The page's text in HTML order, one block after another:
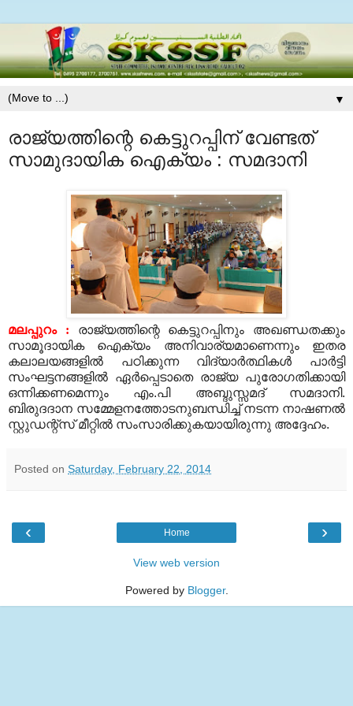
▼
രാജ്യത്തിന്റെ കെട്ടുറപ്പിന് വേണ്ടത്
സാമുദായിക ഐക്യം : സമദാനി
മലപ്പുറം : രാജ്യത്തിന്റെ കെട്ടുറപ്പിനും അഖണ്ഡതക്കും
സാമൂദായിക ഐക്യം അനിവാര്യമാണെന്നും ഇതര
കലാലയങ്ങളില്‍ പഠിക്കുന്ന വിദ്യാര്‍ത്ഥികള്‍ പാര്‍ട്ടി
സംഘട്ടനങ്ങളില്‍ ഏര്‍പ്പെടാതെ രാജ്യ പുരോഗതിക്കായി
ഒന്നിക്കണമെന്നും എം.പി അബ്ദുസ്സമദ് സമദാനി.
ബിരുദദാന സമ്മേളനത്തോടനുബന്ധിച്ച് നടന്ന നാഷണല്‍
സ്റ്റുഡന്റ്‌സ് മീറ്റില്‍ സംസാരിക്കുകയായിരുന്നു അദ്ദേഹം.
Posted on Saturday, February 22, 2014
‹ ›
Home
View web version
Powered by Blogger.